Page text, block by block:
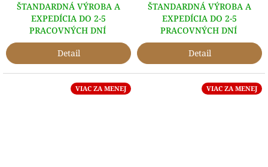
ŠTANDARDNÁ VÝROBA A
EXPEDÍCIA DO 2-5
PRACOVNÝCH DNÍ
Detail
ŠTANDARDNÁ VÝROBA A
EXPEDÍCIA DO 2-5
PRACOVNÝCH DNÍ
Detail
VIAC ZA MENEJ VIAC ZA MENEJ